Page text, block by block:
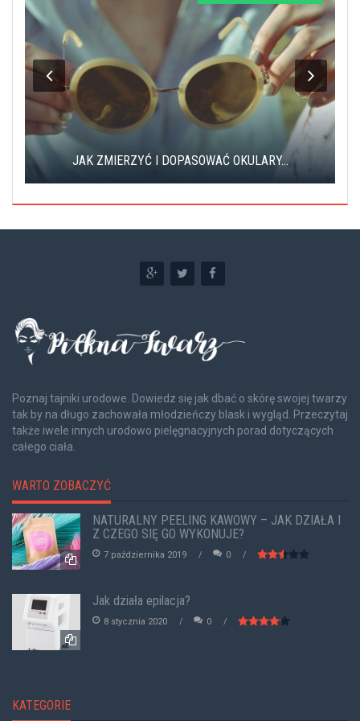
JAK ZMIERZYĆ I DOPASOWAĆ OKULARY...
Poznaj tajniki urodowe. Dowiedz się jak dbać o skórę swojej twarzy
tak by na długo zachowała młodzieńczy blask i wygląd. Przeczytaj
także iwele innych urodowo pielęgnacyjnych porad dotyczących
całego ciała.
WARTO ZOBACZYĆ
NATURALNY PEELING KAWOWY – JAK DZIAŁA I
Z CZEGO SIĘ GO WYKONUJE?
7 października 2019 0
Jak działa epilacja?
8 stycznia 2020 0
KATEGORIE